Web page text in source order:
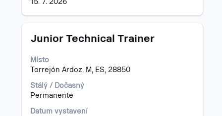
15. 7. 2026
Titul
Junior Technical Trainer
Místo
Torrejón Ardoz, M, ES, 28850
Stálý / Dočasný
Permanente
Datum vystavení
Vyberte
zobrazení
veškerých
informací
o
profesi.